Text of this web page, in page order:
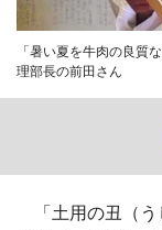
「暑い夏を牛肉の良質
理部長の前田さん
「土用の丑（う